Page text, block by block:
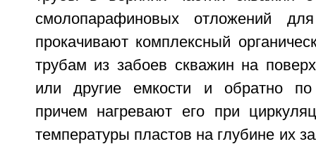
смолопарафиновых отложений
прокачивают комплексный
трубам из забоев скважин на
или другие емкости и обратно по
причем нагревают его при
температуры пластов на глубине их